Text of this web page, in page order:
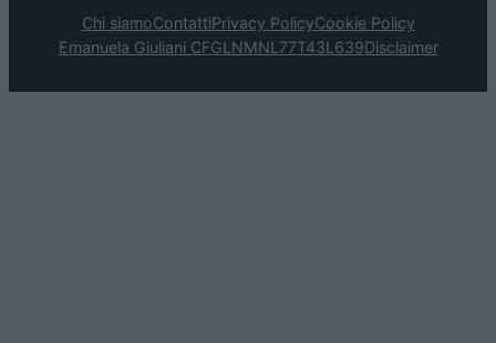
Chi siamoContattiPrivacy PolicyCookie Policy
Emanuela Giuliani CFGLNMNL77T43L639Disclaimer